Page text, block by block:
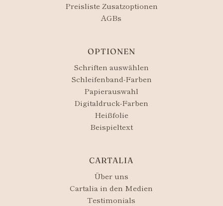
Preisliste Zusatzoptionen
AGBs
OPTIONEN
Schriften auswählen
Schleifenband-Farben
Papierauswahl
Digitaldruck-Farben
Heißfolie
Beispieltext
CARTALIA
Über uns
Cartalia in den Medien
Testimonials